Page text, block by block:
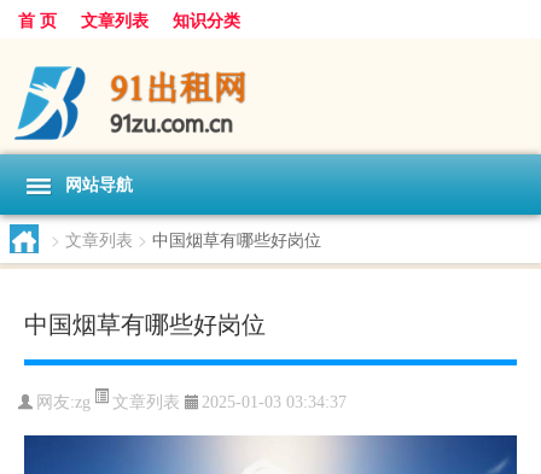
首 页 文章列表 知识分类
网站导航
> 文章列表 > 中国烟草有哪些好岗位
中国烟草有哪些好岗位
网友:zg 文章列表 2025-01-03 03:34:37